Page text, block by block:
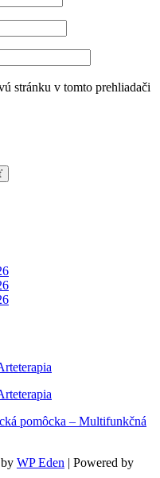
stránku v tomto prehliadači
pomôcka – Multifunkčná
WP Eden | Powered by